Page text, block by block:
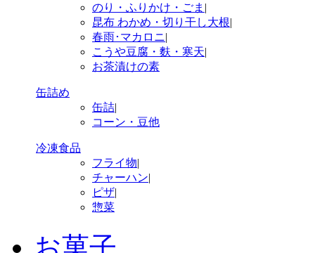
のり・ふりかけ・ごま |
昆布 わかめ・切り干し大根|
春雨･マカロニ|
こうや豆腐・麩・寒天|
お茶漬けの素
缶詰め
缶詰|
コーン・豆他
冷凍食品
フライ物|
チャーハン|
ピザ|
惣菜
お菓子